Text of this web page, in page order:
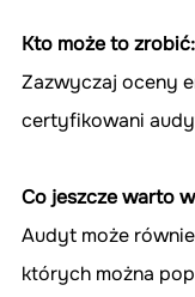
Kto może to zrobić:
Zazwyczaj oceny
certyfikowani
Co jeszcze warto
Audyt może
których można